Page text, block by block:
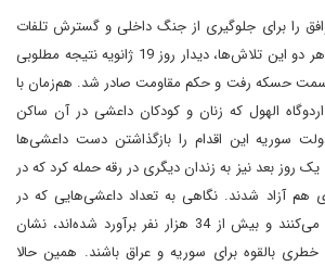
را برای جلوگیری از جنگ داخلی و گسترش تلفات
امضا کرده است. با وجود هر دو این تلاش‌ها، دیدار روز 19 ژانویه نتیجه مطلوبی
حسکه رفت و حکم مقاومت صادر شد. هم‌زمان با
الهول که زنان و کودکان داعشی در آن ساکن‌
سوریه این اقدام را بازگذاشتن دست داعشی‌ها
یک روز بعد نیز به زندان دیگری‌ در رقه حمله کرد که در
هم آزاد شدند. نگاهی به تعداد داعشی‌هایی که در
اردوگاه‌های سوری زندگی می‌کنند و‌ بیش از 34 هزار نفر برآورد شده‌اند، نشان
خطری بالقوه برای سوریه و عراق باشند. همین حالا